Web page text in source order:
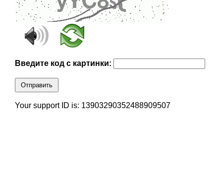
Введите код с картинки:
Отправить
Your support ID is: 13903290352488909507